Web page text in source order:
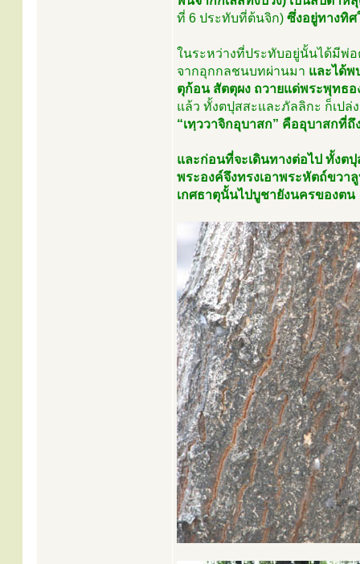
ที่ 6 ประทับที่ต้นจิก) ซึ่งอยู่ทางทิศ
ในระหว่างที่ประทับอยู่นั้นได้มีพ่
จากอุกกลชนบทผ่านมา และได้พ
ตุก้อน สัตตุผง ถวายแด่พระพุทธอ
แล้ว ทั้งตปุสสะและภัลลิกะ ก็เปล่
“เทฺววาจิกอุบาสก” คืออุบาสกที่
และก่อนที่จะเดินทางต่อไป ทั้งต
พระองค์จึงทรงเอาพระหัตถ์ขวา
เกศธาตุนั้นไปบูชายังนครของตน